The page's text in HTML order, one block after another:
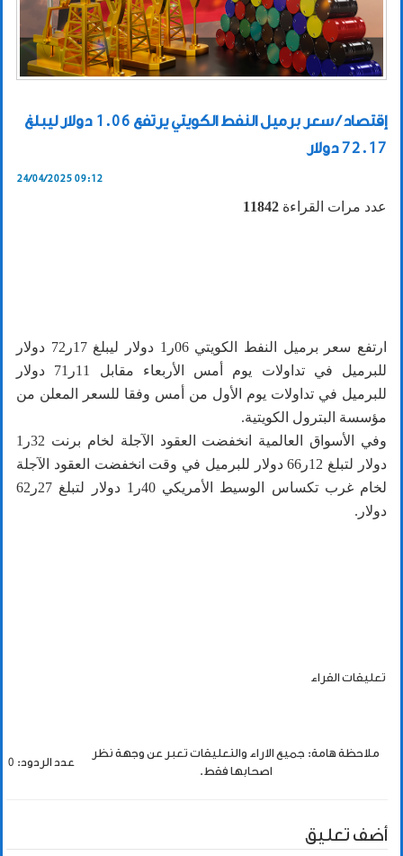
إقتصاد / سعر برميل النفط الكويتي يرتفع 1.06 دولار ليبلغ
72.17 دولار
24/04/2025 09:12
عدد مرات القراءة 11842
ارتفع سعر برميل النفط الكويتي 06ر1 دولار ليبلغ 17ر72 دولار
للبرميل في تداولات يوم أمس الأربعاء مقابل 11ر71 دولار
للبرميل في تداولات يوم الأول من أمس وفقا للسعر المعلن من
مؤسسة البترول الكويتية.
وفي الأسواق العالمية انخفضت العقود الآجلة لخام برنت 32ر1
دولار لتبلغ 12ر66 دولار للبرميل في وقت انخفضت العقود الآجلة
لخام غرب تكساس الوسيط الأمريكي 40ر1 دولار لتبلغ 27ر62
دولار.
تعليقات القراء
ملاحظة هامة: جميع الاراء والتعليقات تعبر عن وجهة نظر
اصحابها فقط.
عدد الردود: 0
أضف تعليق